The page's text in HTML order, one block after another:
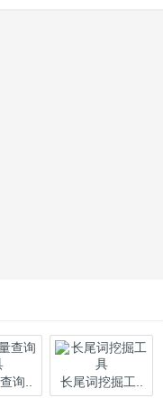
询.. 长尾词挖掘工..